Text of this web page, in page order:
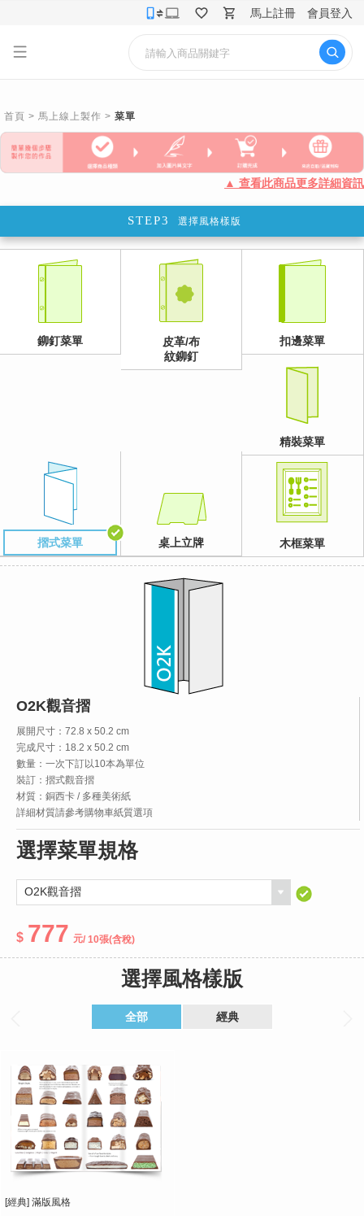
馬上註冊 會員登入
首頁 > 馬上線上製作 > 菜單
▲ 查看此商品更多詳細資訊
STEP3 選擇風格樣版
鉚釘菜單
皮革/布
紋鉚釘
扣邊菜單
精裝菜單
摺式菜單 桌上立牌 木框菜單
O2K觀音摺
展開尺寸：72.8 x 50.2 cm
完成尺寸：18.2 x 50.2 cm
數量：一次下訂以10本為單位
裝訂：摺式觀音摺
材質：銅西卡 / 多種美術紙
詳細材質請參考購物車紙質選項
選擇菜單規格
777 / 10張(含稅)
選擇風格樣版
全部 經典
[經典] 滿版風格